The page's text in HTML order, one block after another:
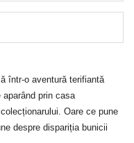
într-o aventură terifiantă
prin casa
Oare ce pune
despre dispariția bunicii